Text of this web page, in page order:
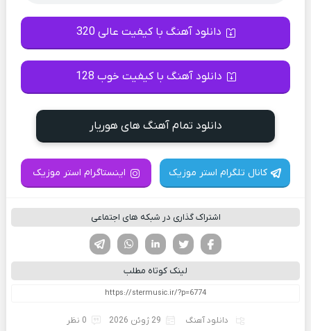
دانلود آهنگ با کیفیت عالی 320
دانلود آهنگ با کیفیت خوب 128
دانلود تمام آهنگ های هوریار
کانال تلگرام استر موزیک اینستاگرام استر موزیک
اشتراک گذاری در شبکه های اجتماعی
لینکدین تویتر
فیسوک
لینک کوتاه مطلب
دانلود آهنگ 29 ژوئن 2026 0 نظر